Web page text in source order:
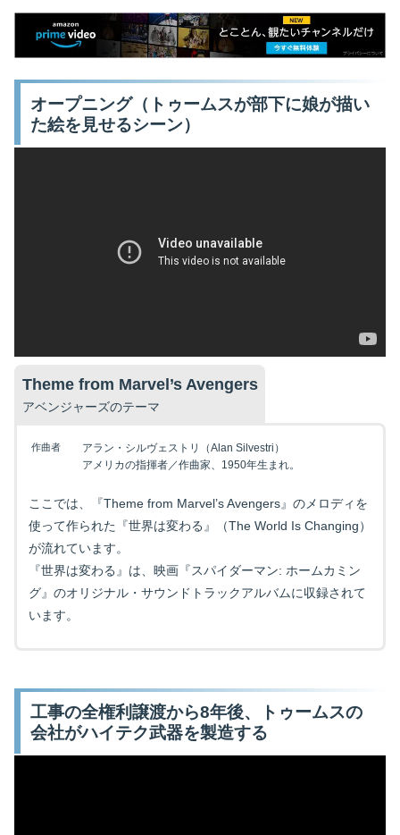
オープニング（トゥームスが部下に娘が描い
た絵を見せるシーン）
Theme from Marvel’s Avengers
アベンジャーズのテーマ
作曲者
アラン・シルヴェストリ（Alan Silvestri）
アメリカの指揮者／作曲家、1950年生まれ。
ここでは、『Theme from Marvel’s Avengers』のメロディを
使って作られた『世界は変わる』（The World Is Changing）
が流れています。
『世界は変わる』は、映画『スパイダーマン: ホームカミン
グ』のオリジナル・サウンドトラックアルバムに収録されて
います。
工事の全権利譲渡から8年後、トゥームスの
会社がハイテク武器を製造する